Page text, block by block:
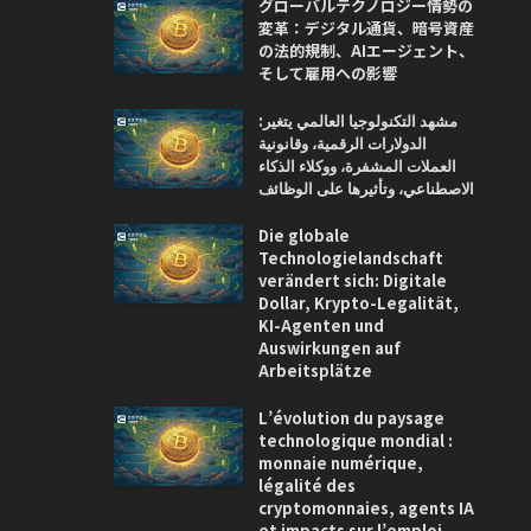
グローバルテクノロジー情勢の
変革：デジタル通貨、暗号資産
の法的規制、AIエージェント、
そして雇用への影響
مشهد التكنولوجيا العالمي يتغير:
الدولارات الرقمية، وقانونية
العملات المشفرة، ووكلاء الذكاء
الاصطناعي، وتأثيرها على الوظائف
Die globale
Technologielandschaft
verändert sich: Digitale
Dollar, Krypto-Legalität,
KI-Agenten und
Auswirkungen auf
Arbeitsplätze
L’évolution du paysage
technologique mondial :
monnaie numérique,
légalité des
cryptomonnaies, agents IA